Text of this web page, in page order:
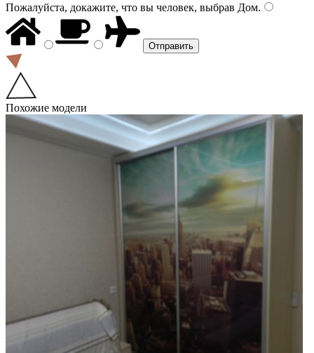
Пожалуйста, докажите, что вы человек, выбрав Дом.
Похожие модели